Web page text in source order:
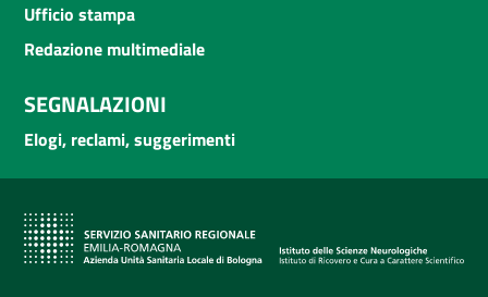
Ufficio stampa
Redazione multimediale
SEGNALAZIONI
Elogi, reclami, suggerimenti